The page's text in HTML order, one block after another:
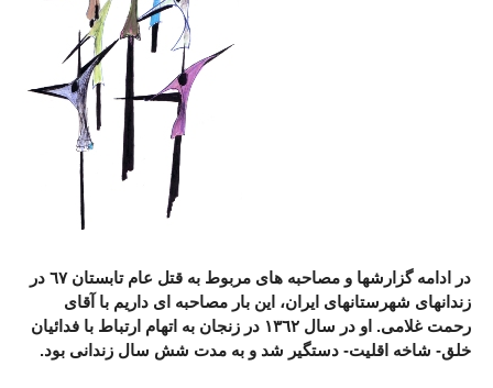
در ادامه گزارشها و مصاحبه های مربوط به قتل عام تابستان ٦٧ در
زندانهای شهرستانهای ایران، این بار مصاحبه ای داریم با آقای
رحمت غلامی. او در سال ١٣٦٢ در زنجان به اتهام ارتباط با فدائیان
خلق- شاخه اقلیت- دستگیر شد و به مدت شش سال زندانی بود.